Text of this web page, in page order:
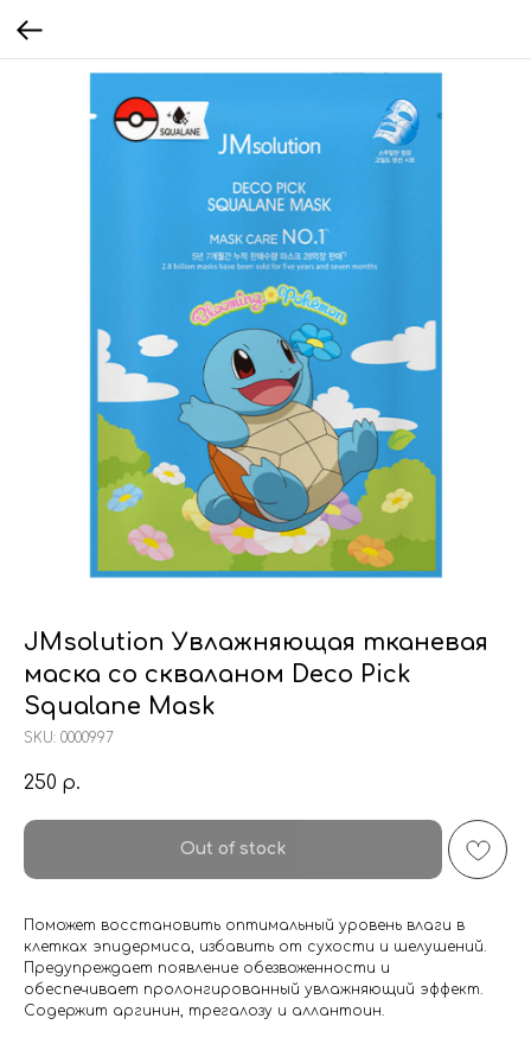
JMsolution Увлажняющая тканевая
маска со скваланом Deco Pick
Squalane Mask
SKU: 0000997
250 р.
Out of stock
Поможет восстановить оптимальный уровень влаги в
клетках эпидермиса, избавить от сухости и шелушений.
Предупреждает появление обезвоженности и
обеспечивает пролонгированный увлажняющий эффект.
Содержит аргинин, трегалозу и аллантоин.